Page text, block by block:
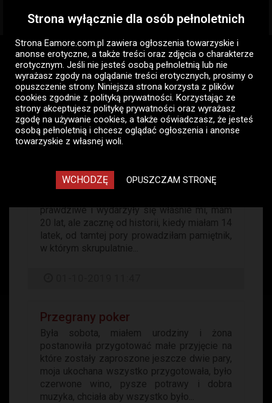
Eamore.com.pl Opowiadania erotyczne
Data zamieszczenia
Opowiadania erotyczne 1014
Niewinne zabawy Ani w życie
Cześć, nazywam się ania i postanowiłam
prawdziwe i wydarzyły się właśnie mi, mam
20 lat, ale zacznę od historii, kiedy miałam 14
latek, od tamtej pory prowadziłam pamiętnik,
w którym skrupulatnie...
Przegrany poker
Była sobota, miałem urodziny i żona
postanowiła przygotować małe przyjęcie na
które zostały zaproszone jeszcze dwie pary,
moja ukochana wszystko przygotowała, było
czerwone wino, pysze potrawy i dobra
muzyka, chciała aby wszystko było...
Strona wyłącznie dla osób pełnoletnich
Strona Eamore.com.pl zawiera ogłoszenia towarzyskie i
anonse erotyczne, a także treści oraz zdjęcia o charakterze
erotycznym. Jeśli nie jesteś osobą pełnoletnią lub nie
wyrażasz zgody na oglądanie treści erotycznych, prosimy o
opuszczenie strony. Niniejsza strona korzysta z plików
cookies zgodnie z polityką prywatności. Korzystając ze
strony akceptujesz politykę prywatności oraz wyrażasz
zgodę na używanie cookies, a także oświadczasz, że jesteś
osobą pełnoletnią i chcesz oglądać ogłoszenia i anonse
towarzyskie z własnej woli.
WCHODZĘ OPUSZCZAM STRONĘ